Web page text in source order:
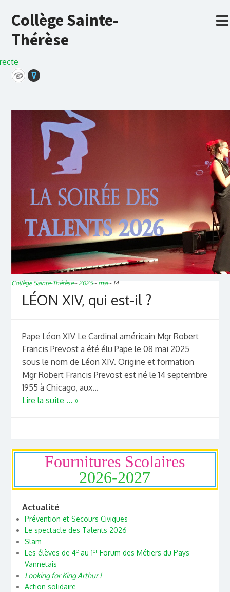
Collège Sainte-
Thérèse
⊽
Collège Sainte-Thérèse~ 2025~ mai~ 14
LÉON XIV, qui est-il ?
Pape Léon XIV Le Cardinal américain Mgr Robert
Francis Prevost a été élu Pape le 08 mai 2025
sous le nom de Léon XIV. Origine et formation
Mgr Robert Francis Prevost est né le 14 septembre
1955 à Chicago, aux...
Lire la suite ... »
Fournitures Scolaires
2026-2027
Actualité
Prévention et Secours Civiques
Le spectacle des Talents 2026
Slam
Les élèves de 4eau 1erForum des Métiers du Pays
Vannetais
Looking for King Arthur !
Action solidaire